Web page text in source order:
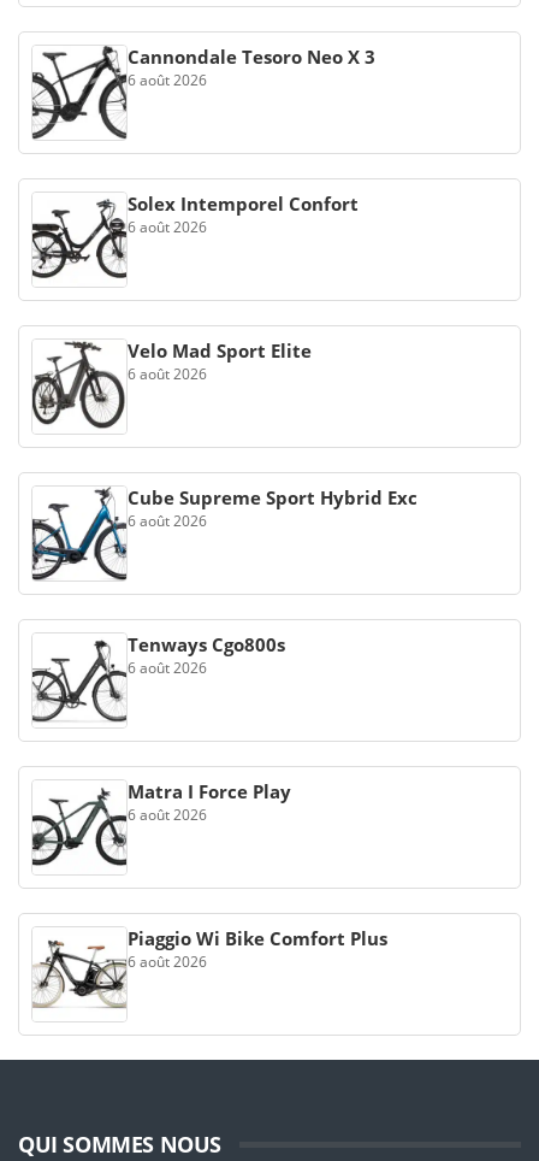
Cannondale Tesoro Neo X 3
6 août 2026
Solex Intemporel Confort
6 août 2026
Velo Mad Sport Elite
6 août 2026
Cube Supreme Sport Hybrid Exc
6 août 2026
Tenways Cgo800s
6 août 2026
Matra I Force Play
6 août 2026
Piaggio Wi Bike Comfort Plus
6 août 2026
QUI SOMMES NOUS